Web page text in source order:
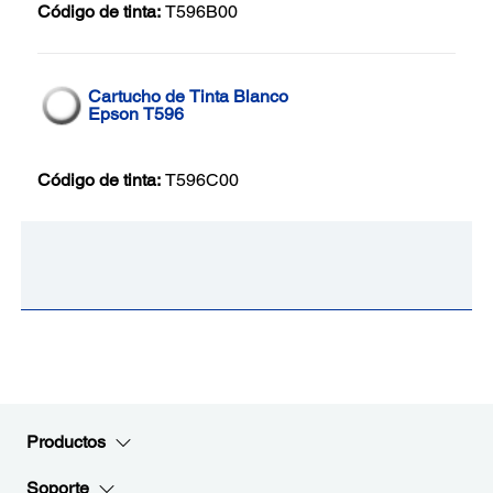
Código de tinta: T596B00
Cartucho de Tinta Blanco
Epson T596
Código de tinta: T596C00
Productos
Soporte